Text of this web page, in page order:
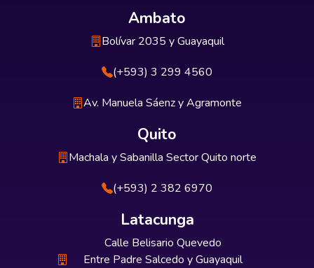
Ambato
Bolívar 2035 y Guayaquil
(+593) 3 299 4560
Av. Manuela Sáenz y Agramonte
Quito
Machala y Sabanilla Sector Quito norte
(+593) 2 382 6970
Latacunga
Calle Belisario Quevedo
Entre Padre Salcedo y Guayaquil